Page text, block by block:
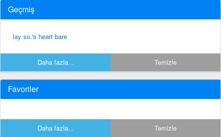
Geçmiş
lay so.'s heart bare
Daha fazla... Temizle
Favoriler
Daha fazla... Temizle